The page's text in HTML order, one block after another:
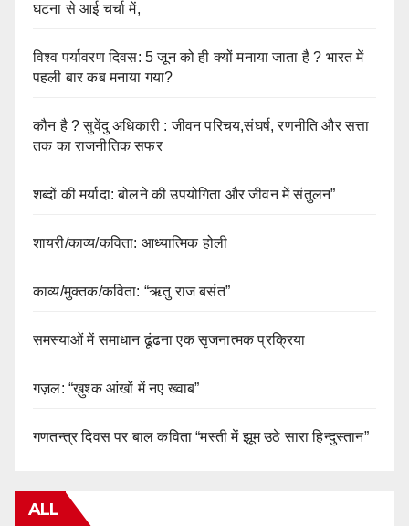
घटना से आई चर्चा में,
विश्व पर्यावरण दिवस: 5 जून को ही क्यों मनाया जाता है ? भारत में
पहली बार कब मनाया गया?
कौन है ? सुवेंदु अधिकारी : जीवन परिचय,संघर्ष, रणनीति और सत्ता
तक का राजनीतिक सफर
शब्दों की मर्यादा: बोलने की उपयोगिता और जीवन में संतुलन”
शायरी/काव्य/कविता: आध्यात्मिक होली
काव्य/मुक्तक/कविता: “ऋतु राज बसंत”
समस्याओं में समाधान ढूंढना एक सृजनात्मक प्रक्रिया
गज़ल: “ख़ुश्क आंखों में नए ख्वाब”
गणतन्त्र दिवस पर बाल कविता “मस्ती में झूम उठे सारा हिन्दुस्तान”
ALL